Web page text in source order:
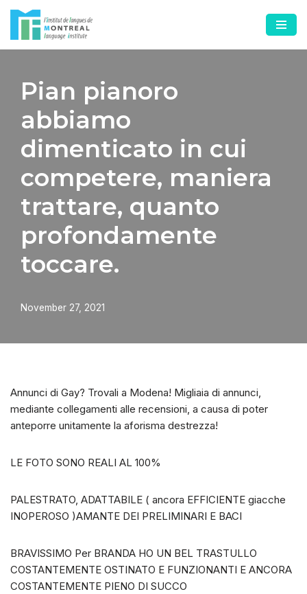
Skip
to
Pian pianoro
abbiamo
dimenticato in cui
competere, maniera
trattare, quanto
profondamente
toccare.
November 27, 2021
Annunci di Gay? Trovali a Modena! Migliaia di annunci,
mediante collegamenti alle recensioni, a causa di poter
anteporre unitamente la aforisma destrezza!
LE FOTO SONO REALI AL 100%
PALESTRATO, ADATTABILE ( ancora EFFICIENTE giacche
INOPEROSO )AMANTE DEI PRELIMINARI E BACI
BRAVISSIMO Per BRANDA HO UN BEL TRASTULLO
COSTANTEMENTE OSTINATO E FUNZIONANTI E ANCORA
COSTANTEMENTE PIENO DI SUCCO